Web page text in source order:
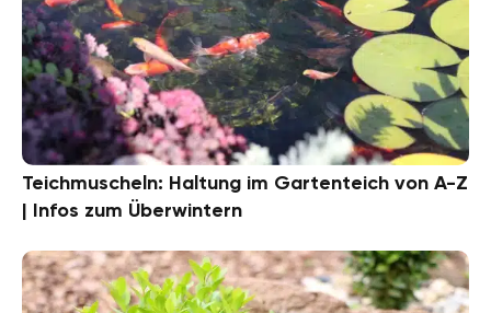
Teichmuscheln: Haltung im Gartenteich von A-Z
| Infos zum Überwintern